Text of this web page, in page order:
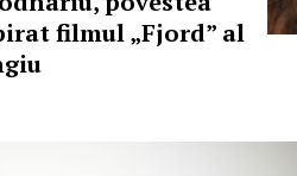
filmul „Fjord” al